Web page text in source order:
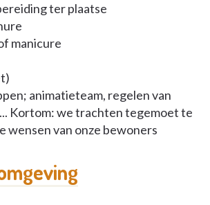
ter plaatse
manicure
animatieteam, regelen van
Kortom: we trachten tegemoet te
wensen van onze bewoners